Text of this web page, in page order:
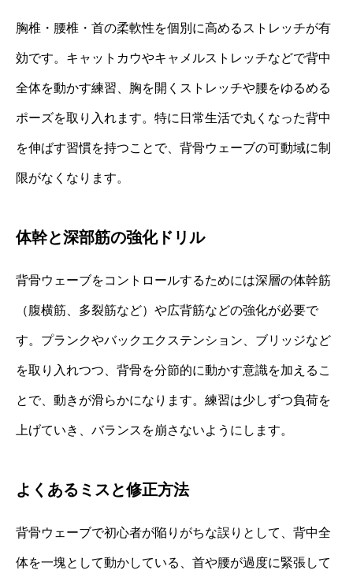
胸椎・腰椎・首の柔軟性を個別に高めるストレッチが有
効です。キャットカウやキャメルストレッチなどで背中
全体を動かす練習、胸を開くストレッチや腰をゆるめる
ポーズを取り入れます。特に日常生活で丸くなった背中
を伸ばす習慣を持つことで、背骨ウェーブの可動域に制
限がなくなります。
体幹と深部筋の強化ドリル
背骨ウェーブをコントロールするためには深層の体幹筋
（腹横筋、多裂筋など）や広背筋などの強化が必要で
す。プランクやバックエクステンション、ブリッジなど
を取り入れつつ、背骨を分節的に動かす意識を加えるこ
とで、動きが滑らかになります。練習は少しずつ負荷を
上げていき、バランスを崩さないようにします。
よくあるミスと修正方法
背骨ウェーブで初心者が陥りがちな誤りとして、背中全
体を一塊として動かしている、首や腰が過度に緊張して